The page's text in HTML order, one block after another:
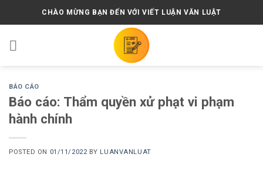
CHÀO MỪNG BẠN ĐẾN VỚI VIẾT LUẬN VĂN LUẬT
BÁO CÁO
Báo cáo: Thẩm quyền xử phạt vi phạm
hành chính
POSTED ON 01/11/2022 BY LUANVANLUAT